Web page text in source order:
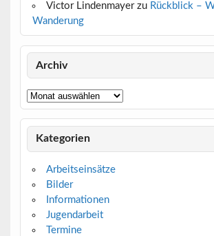
IMG_3149
IMG_3151
IMG_3152
IMG_3153
IMG_3154
IMG_3155
IMG_3157
IMG_3158
IMG_3159
IMG_3162
IMG_3164
IMG_3168
IMG_3175
IMG_3176
IMG_3178
IMG_3181
IMG_3182
IMG_3183
IMG_3184
IMG_3186
IMG_3187
IMG_3188
IMG_3190
IMG_3191
IMG_3192
Victor Lindenmayerzu Rückblick –
Wanderung
Archiv
Archiv
Kategorien
Arbeitseinsätze
Bilder
Informationen
Jugendarbeit
Termine